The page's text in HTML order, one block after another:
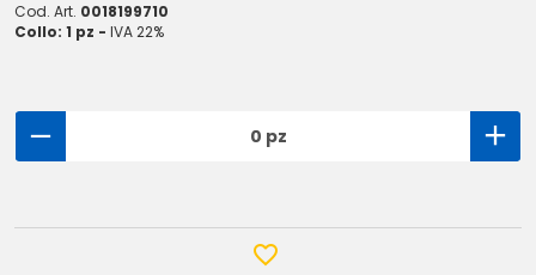
Cod. Art. 0018199710
Collo: 1 pz - IVA 22%
0 pz